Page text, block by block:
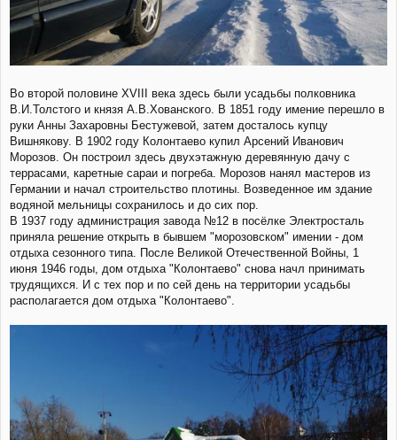
Во второй половине XVIII века здесь были усадьбы полковника
В.И.Толстого и князя А.В.Хованского. В 1851 году имение перешло в
руки Анны Захаровны Бестужевой, затем досталось купцу
Вишнякову. В 1902 году Колонтаево купил Арсений Иванович
Морозов. Он построил здесь двухэтажную деревянную дачу с
террасами, каретные сараи и погреба. Морозов нанял мастеров из
Германии и начал строительство плотины. Возведенное им здание
водяной мельницы сохранилось и до сих пор.
В 1937 году администрация завода №12 в посёлке Электросталь
приняла решение открыть в бывшем "морозовском" имении - дом
отдыха сезонного типа. После Великой Отечественной Войны, 1
июня 1946 годы, дом отдыха "Колонтаево" снова начл принимать
трудящихся. И с тех пор и по сей день на территории усадьбы
располагается дом отдыха "Колонтаево".